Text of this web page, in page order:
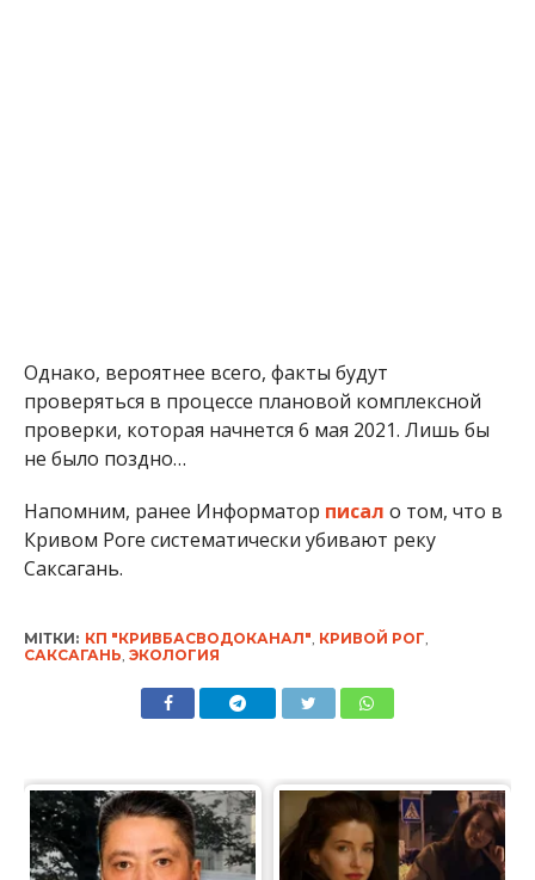
Однако, вероятнее всего, факты будут
проверяться в процессе плановой комплексной
проверки, которая начнется 6 мая 2021. Лишь бы
не было поздно…
Напомним, ранее Информатор писал о том, что в
Кривом Роге систематически убивают реку
Саксагань.
МІТКИ: КП "КРИВБАСВОДОКАНАЛ" КРИВОЙ РОГ
САКСАГАНЬ ЭКОЛОГИЯ